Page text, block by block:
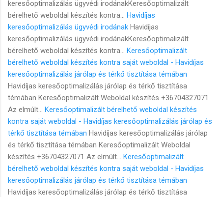
keresőoptimalizálás ügyvédi irodánakKeresőoptimalizált
bérelhető weboldal készítés kontra... Havidíjas
keresőoptimalizálás ügyvédi irodának Havidíjas
keresőoptimalizálás ügyvédi irodánakKeresőoptimalizált
bérelhető weboldal készítés kontra... Keresőoptimalizált
bérelhető weboldal készítés kontra saját weboldal - Havidíjas
keresőoptimalizálás járólap és térkő tisztítása témában
Havidíjas keresőoptimalizálás járólap és térkő tisztítása
témában Keresőoptimalizált Weboldal készítés +36704327071
Az elmúlt... Keresőoptimalizált bérelhető weboldal készítés
kontra saját weboldal - Havidíjas keresőoptimalizálás járólap és
térkő tisztítása témában Havidíjas keresőoptimalizálás járólap
és térkő tisztítása témában Keresőoptimalizált Weboldal
készítés +36704327071 Az elmúlt... Keresőoptimalizált
bérelhető weboldal készítés kontra saját weboldal - Havidíjas
keresőoptimalizálás járólap és térkő tisztítása témában
Havidíjas keresőoptimalizálás járólap és térkő tisztítása